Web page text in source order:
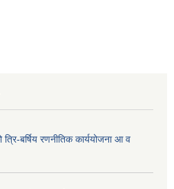
बर्षिय रणनीतिक कार्ययोजना आ व